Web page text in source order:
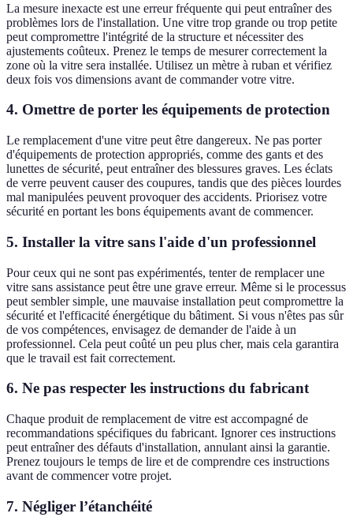
La mesure inexacte est une erreur fréquente qui peut entraîner des
problèmes lors de l'installation. Une vitre trop grande ou trop petite
peut compromettre l'intégrité de la structure et nécessiter des
ajustements coûteux. Prenez le temps de mesurer correctement la
zone où la vitre sera installée. Utilisez un mètre à ruban et vérifiez
deux fois vos dimensions avant de commander votre vitre.
4. Omettre de porter les équipements de protection
Le remplacement d'une vitre peut être dangereux. Ne pas porter
d'équipements de protection appropriés, comme des gants et des
lunettes de sécurité, peut entraîner des blessures graves. Les éclats
de verre peuvent causer des coupures, tandis que des pièces lourdes
mal manipulées peuvent provoquer des accidents. Priorisez votre
sécurité en portant les bons équipements avant de commencer.
5. Installer la vitre sans l'aide d'un professionnel
Pour ceux qui ne sont pas expérimentés, tenter de remplacer une
vitre sans assistance peut être une grave erreur. Même si le processus
peut sembler simple, une mauvaise installation peut compromettre la
sécurité et l'efficacité énergétique du bâtiment. Si vous n'êtes pas sûr
de vos compétences, envisagez de demander de l'aide à un
professionnel. Cela peut coûté un peu plus cher, mais cela garantira
que le travail est fait correctement.
6. Ne pas respecter les instructions du fabricant
Chaque produit de remplacement de vitre est accompagné de
recommandations spécifiques du fabricant. Ignorer ces instructions
peut entraîner des défauts d'installation, annulant ainsi la garantie.
Prenez toujours le temps de lire et de comprendre ces instructions
avant de commencer votre projet.
7. Négliger l’étanchéité